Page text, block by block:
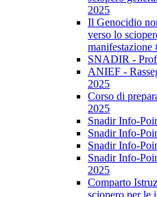
2025
Il Genocidio
verso lo
manifestazione
SNADIR -
ANIEF -
2025
Corso di
2025
Snadir Info-
Snadir Info-
Snadir Info-
Snadir Info-
2025
Comparto